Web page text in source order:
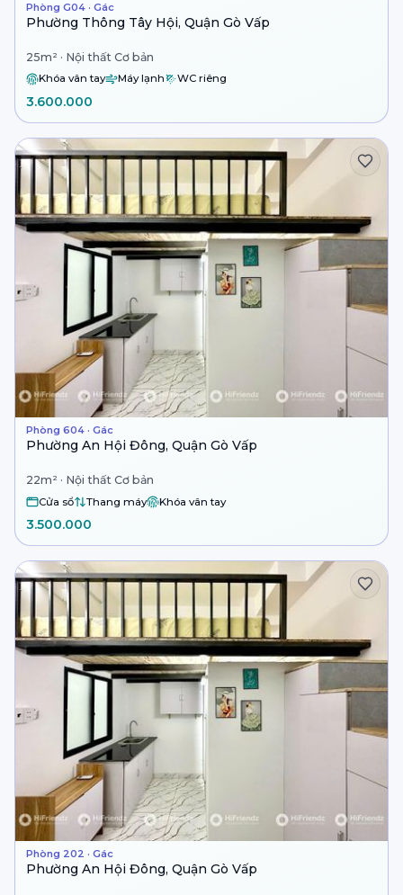
Phòng G04 · Gác
Phường Thông Tây Hội, Quận Gò Vấp
25m² · Nội thất Cơ bản
Khóa vân tay Máy lạnh WC riêng
3.600.000
Phòng 604 · Gác
Phường An Hội Đông, Quận Gò Vấp
22m² · Nội thất Cơ bản
Cửa sổ Thang máy Khóa vân tay
3.500.000
Phòng 202 · Gác
Phường An Hội Đông, Quận Gò Vấp